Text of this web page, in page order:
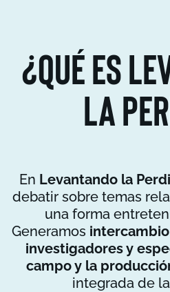
¿Qué es
La
En Levantando la
debatir sobre temas
una forma
Generamos
investigadores y
campo y la
integrada de